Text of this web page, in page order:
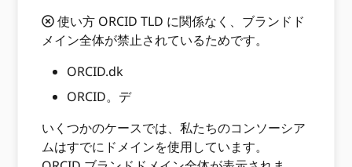
使い方 ORCID TLD に関係なく、ブランドド
メイン全体が禁止されているためです。
ORCID.dk
ORCID。デ
いくつかのケースでは、私たちのコンソーシア
ムはすでにドメインを使用しています。